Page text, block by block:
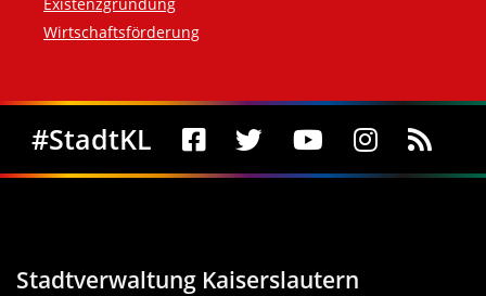
Wirtschaftsförderung
Social Media
#StadtKL
Stadtverwaltung Kaiserslautern